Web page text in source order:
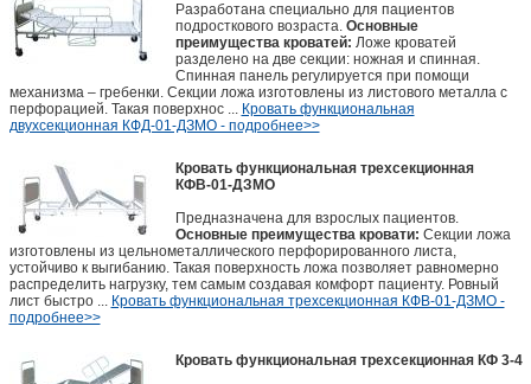
Разработана специально для пациентов
подросткового возраста. Основные
преимущества кроватей: Ложе кроватей
разделено на две секции: ножная и спинная.
Спинная панель регулируется при помощи
механизма – гребенки. Секции ложа изготовлены из листового металла с
перфорацией. Такая поверхнос ... Кровать функциональная
двухсекционная КФД-01-ДЗМО - подробнее>>
Кровать функциональная трехсекционная
КФВ-01-ДЗМО
Предназначена для взрослых пациентов.
Основные преимущества кровати: Секции ложа
изготовлены из цельнометаллического перфорированного листа,
устойчиво к выгибанию. Такая поверхность ложа позволяет равномерно
распределить нагрузку, тем самым создавая комфорт пациенту. Ровный
лист быстро ... Кровать функциональная трехсекционная КФВ-01-ДЗМО -
подробнее>>
Кровать функциональная трехсекционная КФ 3-4